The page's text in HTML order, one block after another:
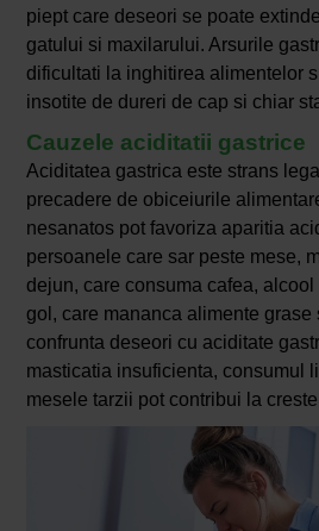
piept care deseori se poate
gatului si maxilarului. Arsurile
dificultati la inghitirea alimentelor
insotite de dureri de cap si chiar
Cauzele aciditatii gastrice
Aciditatea gastrica este strans
precadere de obiceiurile
nesanatos pot favoriza aparitia
persoanele care sar peste mese,
dejun, care consuma cafea, alcool
gol, care mananca alimente grase
confrunta deseori cu aciditate
masticatia insuficienta, consumul
mesele tarzii pot contribui la